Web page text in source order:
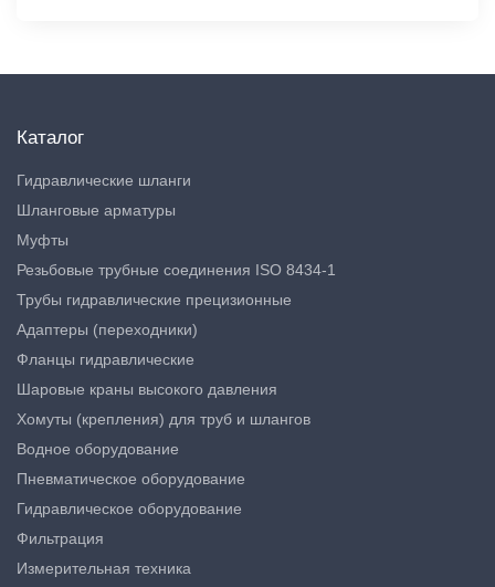
Каталог
Гидравлические шланги
Шланговые арматуры
Муфты
Резьбовые трубные соединения ISO 8434-1
Трубы гидравлические прецизионные
Адаптеры (переходники)
Фланцы гидравлические
Шаровые краны высокого давления
Хомуты (крепления) для труб и шлангов
Водное оборудование
Пневматическое оборудование
Гидравлическое оборудование
Фильтрация
Измерительная техника